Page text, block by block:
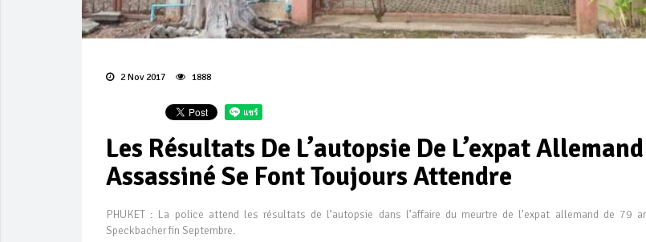
2 Nov 2017 1888
Les Résultats De L’autopsie De L’expat Allemand
Assassiné Se Font Toujours Attendre
PHUKET : La police attend les résultats de l’autopsie dans l’affaire du meurtre de l’expat allemand de 79
Speckbacher fin Septembre.